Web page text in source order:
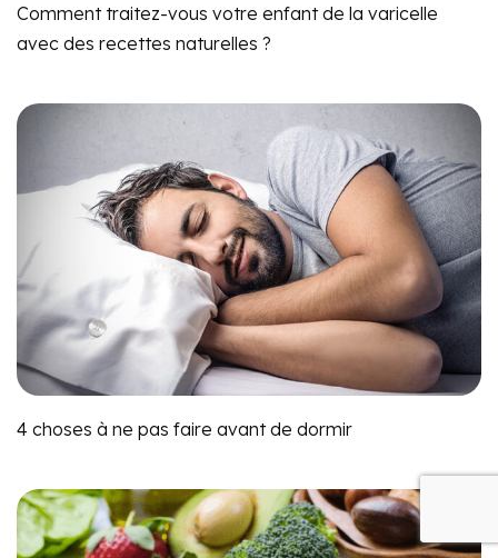
Comment traitez-vous votre enfant de la varicelle
avec des recettes naturelles ?
4 choses à ne pas faire avant de dormir